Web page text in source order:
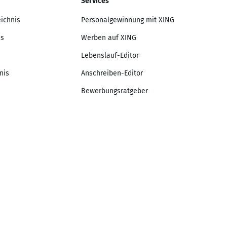
Personalgewinnung mit XING
Werben auf XING
Lebenslauf-Editor
Anschreiben-Editor
Bewerbungsratgeber